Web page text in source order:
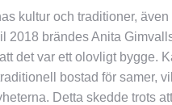
kultur och traditioner,
2018 brändes Anita
det var ett olovligt bygge.
bostad för samer,
Detta skedde trots